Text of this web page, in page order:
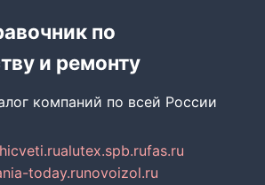
по
и ремонту
компаний по всей России
alutex.spb.rufas.ru
today.runovoizol.ru